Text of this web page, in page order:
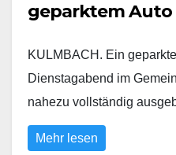
geparktem Auto
KULMBACH. Ein
Dienstagabend im
nahezu vollständig
Mehr lesen